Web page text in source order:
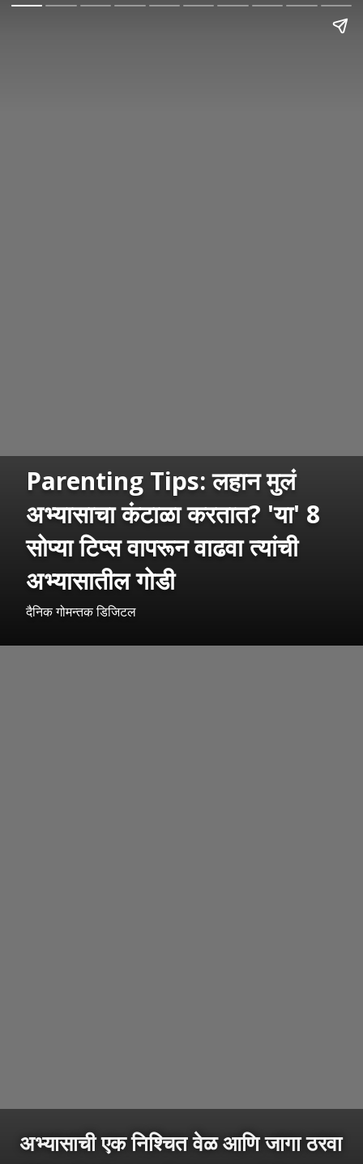
Parenting Tips: लहान मुलं
अभ्यासाचा कंटाळा करतात? 'या' 8
सोप्या टिप्स वापरून वाढवा त्यांची
अभ्यासातील गोडी
दैनिक गोमन्तक डिजिटल
अभ्यासाची एक निश्चित वेळ आणि जागा ठरवा